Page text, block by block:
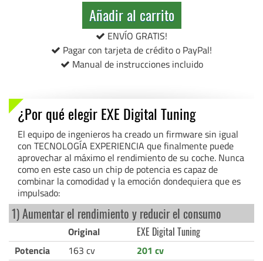
Añadir al carrito
ENVÍO GRATIS!
Pagar con tarjeta de crédito o PayPal!
Manual de instrucciones incluido
¿Por qué elegir EXE Digital Tuning
El equipo de ingenieros ha creado un firmware sin igual
con TECNOLOGÍA EXPERIENCIA que finalmente puede
aprovechar al máximo el rendimiento de su coche. Nunca
como en este caso un chip de potencia es capaz de
combinar la comodidad y la emoción dondequiera que es
impulsado:
1) Aumentar el rendimiento y reducir el consumo
Original
EXE Digital Tuning
Potencia
163 cv
201 cv